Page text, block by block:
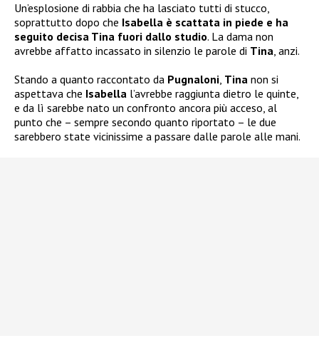
Un’esplosione di rabbia che ha lasciato tutti di stucco,
soprattutto dopo che Isabella è scattata in piede e ha
seguito decisa Tina fuori dallo studio. La dama non
avrebbe affatto incassato in silenzio le parole di Tina, anzi.
Stando a quanto raccontato da Pugnaloni, Tina non si
aspettava che Isabella l’avrebbe raggiunta dietro le quinte,
e da lì sarebbe nato un confronto ancora più acceso, al
punto che – sempre secondo quanto riportato – le due
sarebbero state vicinissime a passare dalle parole alle mani.